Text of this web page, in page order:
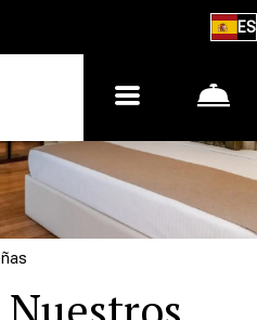
ES